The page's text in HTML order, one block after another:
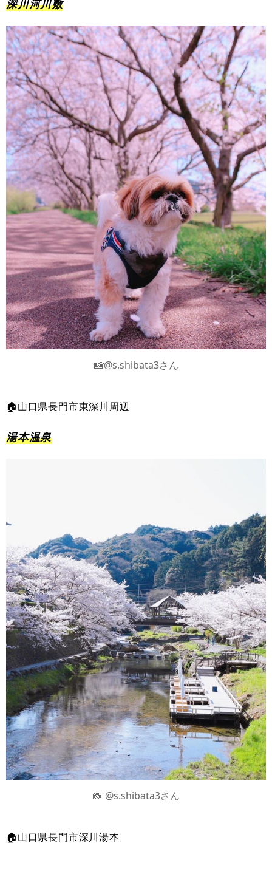
深川河川敷
📸@s.shibata3さん
🏠山口県長門市東深川周辺
湯本温泉
📸 @s.shibata3さん
🏠山口県長門市深川湯本